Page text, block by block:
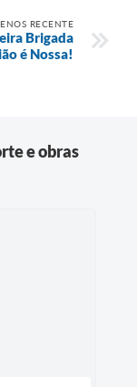
RECENTE
Brigada
é Nossa!
e obras